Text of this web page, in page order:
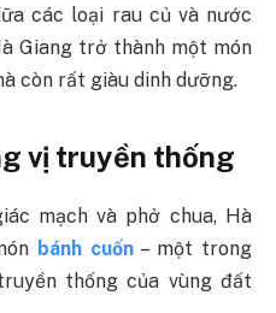
các loại rau củ và nước
Giang trở thành một món
còn rất giàu dinh dưỡng.
vị truyền thống
mạch và phở chua, Hà
bánh cuốn – một trong
thống của vùng đất